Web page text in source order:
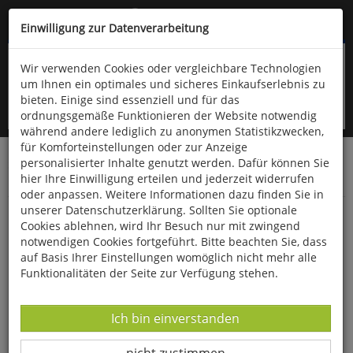
Kompletten Head der Seite überspringen
oder (06766) 9323-960
Startseite Haushalt & Garten
Garten
Pflanzennahrung & Dünger
Brennnessel-Extrakt
Einwilligung zur Datenverarbeitung
Wir verwenden Cookies oder vergleichbare Technologien
um Ihnen ein optimales und sicheres Einkaufserlebnis zu
bieten. Einige sind essenziell und für das
ordnungsgemäße Funktionieren der Website notwendig
während andere lediglich zu anonymen Statistikzwecken,
für Komforteinstellungen oder zur Anzeige
personalisierter Inhalte genutzt werden. Dafür können Sie
hier Ihre Einwilligung erteilen und jederzeit widerrufen
oder anpassen. Weitere Informationen dazu finden Sie in
unserer Datenschutzerklärung. Sollten Sie optionale
Cookies ablehnen, wird Ihr Besuch nur mit zwingend
notwendigen Cookies fortgeführt. Bitte beachten Sie, dass
auf Basis Ihrer Einstellungen womöglich nicht mehr alle
Funktionalitäten der Seite zur Verfügung stehen.
Datenverarbeitung -
Ich bin einverstanden